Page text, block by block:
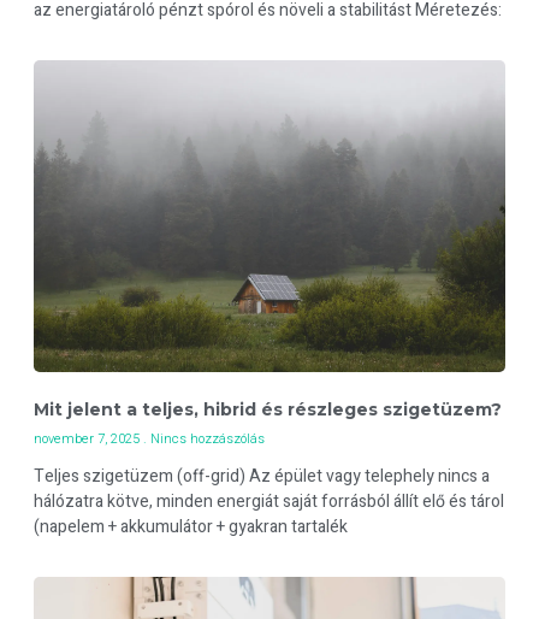
az energiatároló pénzt spórol és növeli a stabilitást Méretezés:
Mit jelent a teljes, hibrid és részleges szigetüzem?
november 7, 2025 Nincs hozzászólás
Teljes szigetüzem (off-grid) Az épület vagy telephely nincs a
hálózatra kötve, minden energiát saját forrásból állít elő és tárol
(napelem + akkumulátor + gyakran tartalék